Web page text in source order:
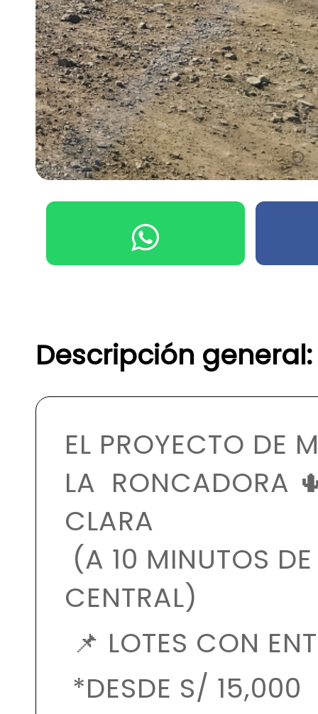
Descripción general:
EL PROYECTO DE
LA RONCADORA
CLARA
(A 10 MINUTOS
CENTRAL)
📌 LOTES CON
*DESDE S/ 15,000